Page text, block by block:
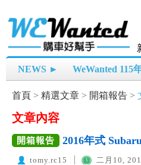
NEWS ► WeWanted 115
首頁 > 精選文章 > 開箱報告 >
文章內容
開箱報告 2016年式
tomy.rc15 二月10,